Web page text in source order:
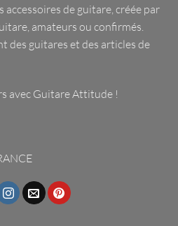
accessoires de guitare, créée par
amateurs ou confirmés.
des guitares et des articles de
avec Guitare Attitude !